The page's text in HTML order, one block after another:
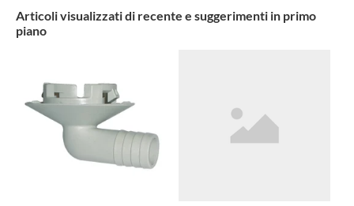
Articoli visualizzati di recente e suggerimenti in primo
piano